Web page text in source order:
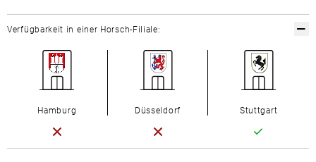
Verfügbarkeit in einer Horsch-Filiale:
Hamburg Düsseldorf Stuttgart